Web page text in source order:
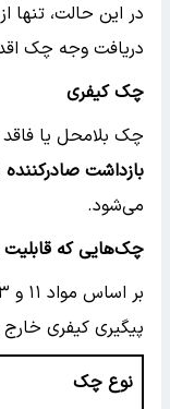
در این حالت، تنها
دریافت وجه چک
چک کیفری
چک بلامحل یا
بازداشت صادرکننده
می‌شود.
چک‌هایی که قابلیت
پیگیری کیفری
نوع چک